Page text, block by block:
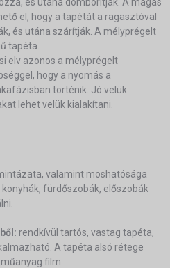
el, hogy a tapétát a ragasztóval
és utána szárítják. A mélyprégelt
tapéta.
elv azonos a mélyprégelt
hogy a nyomás a
történik. Jó velük
lehet velük kialakítani.
valamint moshatósága
fürdőszobák, előszobák
rendkívül tartós, vastag tapéta,
A tapéta alsó rétege
film.